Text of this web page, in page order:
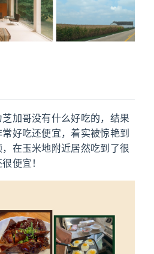
加哥没有什么好吃的，结果
好吃还便宜，着实被惊艳到
在玉米地附近居然吃到了很
便宜！